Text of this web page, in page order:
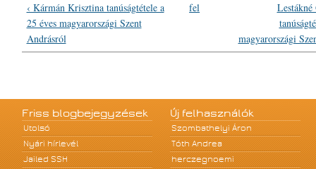
‹ Kármán Krisztina tanúságtétele a
25 éves magyarországi Szent
Andrásról
fel
magyarországi
Friss blogbejegyzések
Utolsó
Nyári hírlevél
Jailed SSH
Új felhasználók
Szombathelyi Áron
Tóth Andrea
herczegnoemi